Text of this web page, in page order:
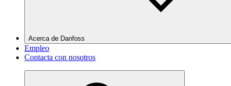
Acerca de Danfoss
Empleo
Contacta con nosotros